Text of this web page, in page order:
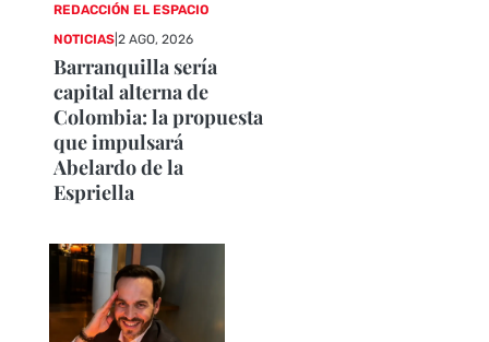
REDACCIÓN EL ESPACIO
NOTICIAS |2 AGO, 2026
Barranquilla sería
capital alterna de
Colombia: la propuesta
que impulsará
Abelardo de la
Espriella